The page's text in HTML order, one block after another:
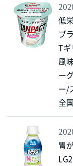
低
ブ
Tギ
風
ー
ー/
全国
胃